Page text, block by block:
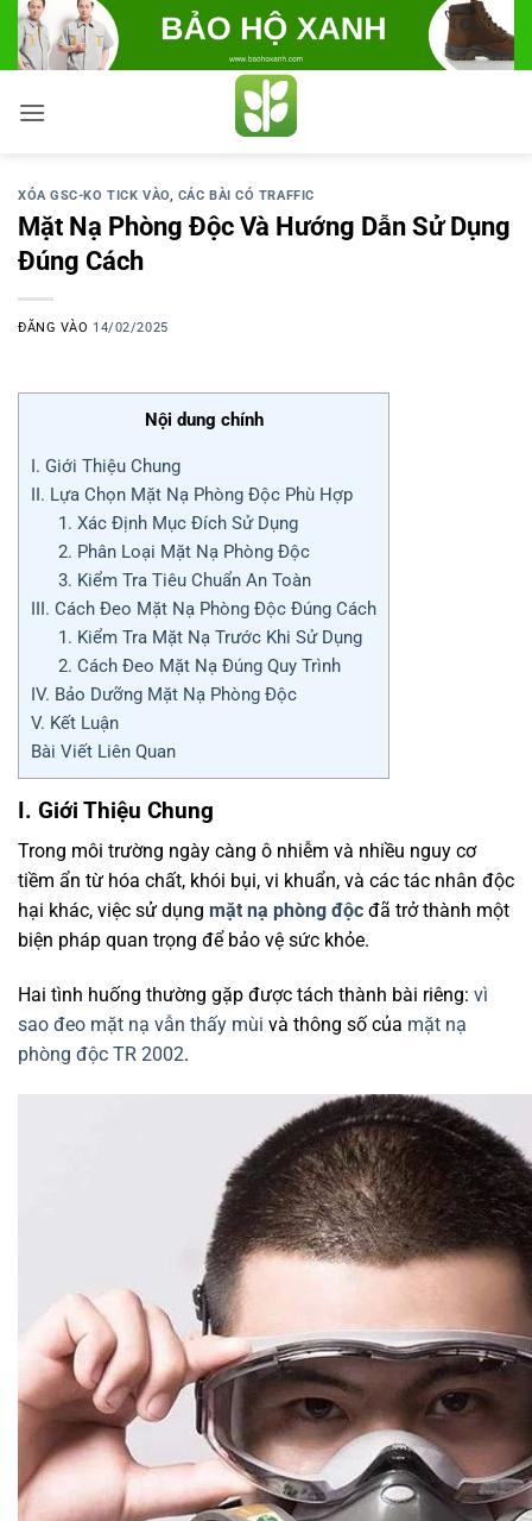
Bỏ
qua
nội
dung
XÓA GSC-KO TICK VÀO, CÁC BÀI CÓ TRAFFIC
Mặt Nạ Phòng Độc Và Hướng Dẫn Sử Dụng
Đúng Cách
ĐĂNG VÀO 14/02/2025
Nội dung chính
I. Giới Thiệu Chung
II. Lựa Chọn Mặt Nạ Phòng Độc Phù Hợp
1. Xác Định Mục Đích Sử Dụng
2. Phân Loại Mặt Nạ Phòng Độc
3. Kiểm Tra Tiêu Chuẩn An Toàn
III. Cách Đeo Mặt Nạ Phòng Độc Đúng Cách
1. Kiểm Tra Mặt Nạ Trước Khi Sử Dụng
2. Cách Đeo Mặt Nạ Đúng Quy Trình
IV. Bảo Dưỡng Mặt Nạ Phòng Độc
V. Kết Luận
Bài Viết Liên Quan
I. Giới Thiệu Chung
Trong môi trường ngày càng ô nhiễm và nhiều nguy cơ
tiềm ẩn từ hóa chất, khói bụi, vi khuẩn, và các tác nhân độc
hại khác, việc sử dụng mặt nạ phòng độc đã trở thành một
biện pháp quan trọng để bảo vệ sức khỏe.
Hai tình huống thường gặp được tách thành bài riêng: vì
sao đeo mặt nạ vẫn thấy mùi và thông số của mặt nạ
phòng độc TR 2002.